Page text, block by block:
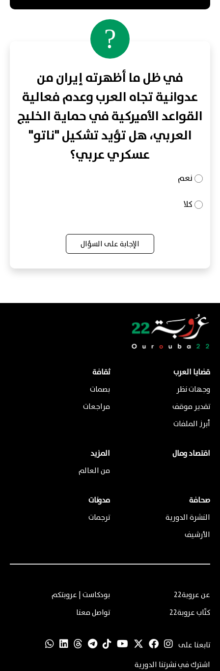
?
في ظل ما أظهرته إيران من
عدوانية تجاه العرب وعدم فعالية
القواعد الأميركية في حماية الخليج
العربي، هل تؤيد تشكيل "ناتو"
عسكري عربي؟
نعم
كلا
الإجابة على السؤال
قضايا العرب
وجهات نظر
تقدير موقف
أبرز الملفات
ثقافة
بصمات
مراجعات
اقتصاد ومال
المزيد
من العالم
صحافة
النشرة الدورية
الأرشيف
مدونات
ترجمات
عن عروبة22
كتّاب عروبة22
بودكاست | عروبتكم
تواصل معنا
تابعنا على
اشترك في نشرتنا الدورية